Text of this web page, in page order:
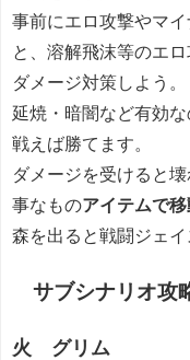
事前にエロ攻撃やマ
と、溶解飛沫等のエ
ダメージ対策しよう。
延焼・暗闇など有効
戦えば勝てます。
ダメージを受けると
事なものアイテムで
森を出ると戦闘ジェ
サブシナリオ攻
火 グリム